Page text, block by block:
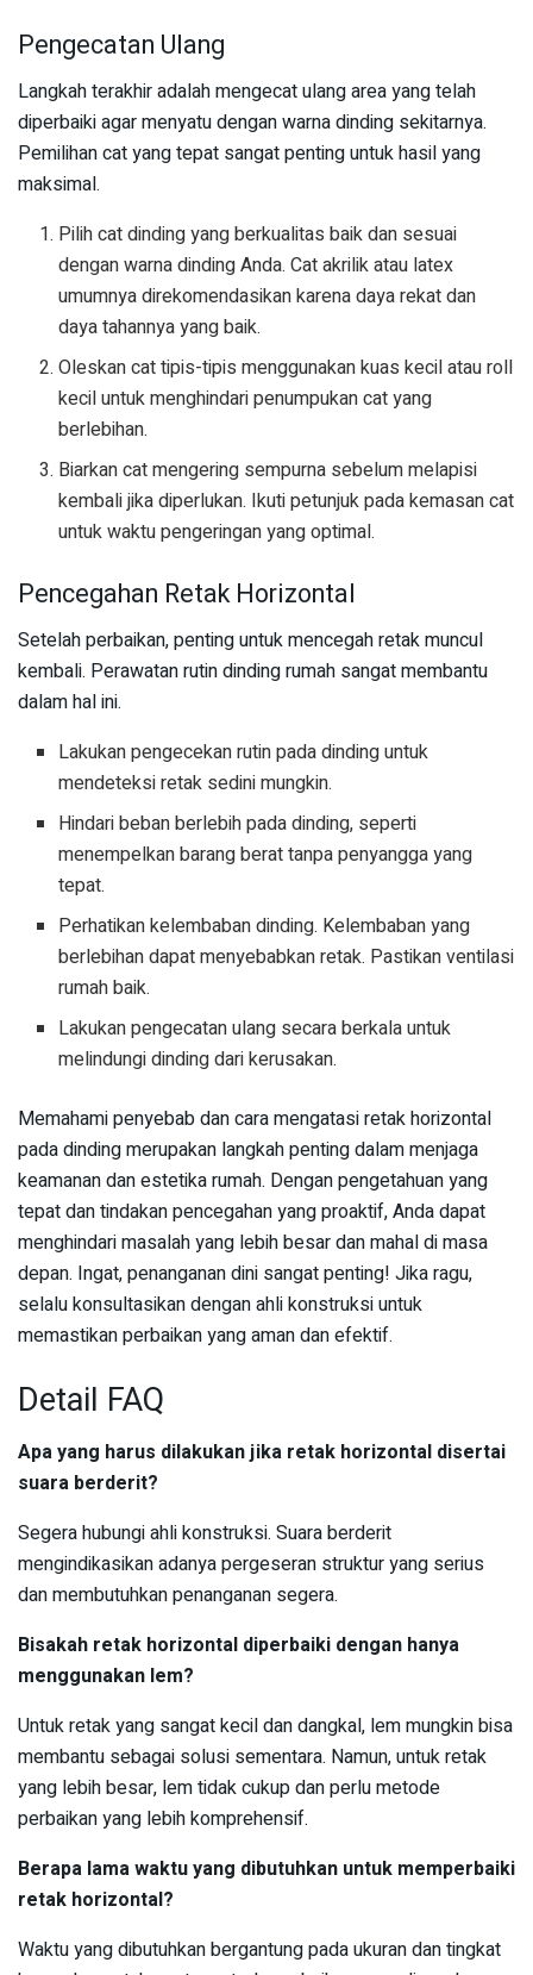
Pengecatan Ulang
Langkah terakhir adalah mengecat ulang area yang telah
diperbaiki agar menyatu dengan warna dinding sekitarnya.
Pemilihan cat yang tepat sangat penting untuk hasil yang
maksimal.
Pilih cat dinding yang berkualitas baik dan sesuai
dengan warna dinding Anda. Cat akrilik atau latex
umumnya direkomendasikan karena daya rekat dan
daya tahannya yang baik.
Oleskan cat tipis-tipis menggunakan kuas kecil atau roll
kecil untuk menghindari penumpukan cat yang
berlebihan.
Biarkan cat mengering sempurna sebelum melapisi
kembali jika diperlukan. Ikuti petunjuk pada kemasan cat
untuk waktu pengeringan yang optimal.
Pencegahan Retak Horizontal
Setelah perbaikan, penting untuk mencegah retak muncul
kembali. Perawatan rutin dinding rumah sangat membantu
dalam hal ini.
Lakukan pengecekan rutin pada dinding untuk
mendeteksi retak sedini mungkin.
Hindari beban berlebih pada dinding, seperti
menempelkan barang berat tanpa penyangga yang
tepat.
Perhatikan kelembaban dinding. Kelembaban yang
berlebihan dapat menyebabkan retak. Pastikan ventilasi
rumah baik.
Lakukan pengecatan ulang secara berkala untuk
melindungi dinding dari kerusakan.
Memahami penyebab dan cara mengatasi retak horizontal
pada dinding merupakan langkah penting dalam menjaga
keamanan dan estetika rumah. Dengan pengetahuan yang
tepat dan tindakan pencegahan yang proaktif, Anda dapat
menghindari masalah yang lebih besar dan mahal di masa
depan. Ingat, penanganan dini sangat penting! Jika ragu,
selalu konsultasikan dengan ahli konstruksi untuk
memastikan perbaikan yang aman dan efektif.
Detail FAQ
Apa yang harus dilakukan jika retak horizontal disertai
suara berderit?
Segera hubungi ahli konstruksi. Suara berderit
mengindikasikan adanya pergeseran struktur yang serius
dan membutuhkan penanganan segera.
Bisakah retak horizontal diperbaiki dengan hanya
menggunakan lem?
Untuk retak yang sangat kecil dan dangkal, lem mungkin bisa
membantu sebagai solusi sementara. Namun, untuk retak
yang lebih besar, lem tidak cukup dan perlu metode
perbaikan yang lebih komprehensif.
Berapa lama waktu yang dibutuhkan untuk memperbaiki
retak horizontal?
Waktu yang dibutuhkan bergantung pada ukuran dan tingkat